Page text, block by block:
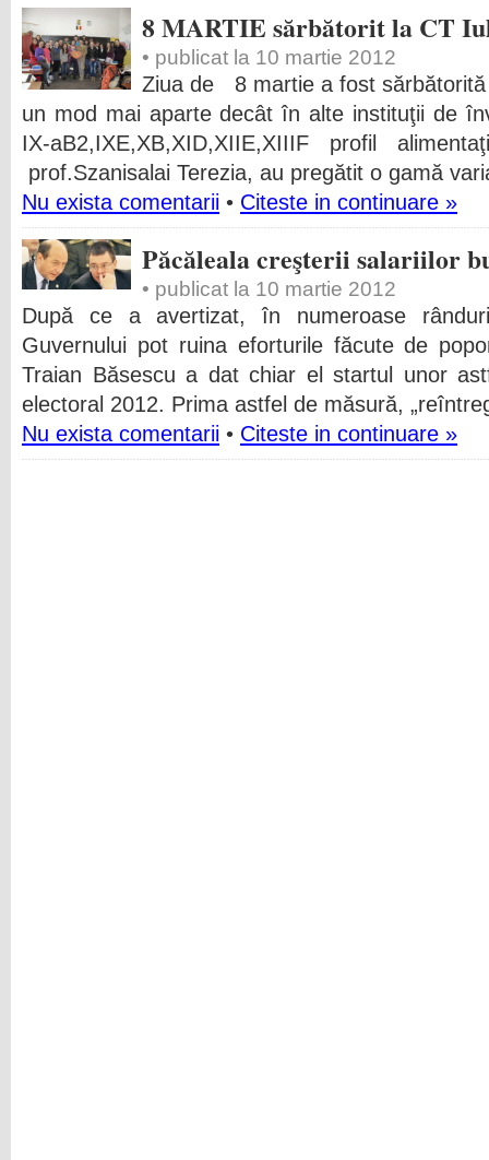
8 MARTIE sărbătorit la CT
• publicat la 10 martie 2012
Ziua de 8 martie a fost
un mod mai aparte decât în alte instituţii de
IX-aB2,IXE,XB,XID,XIIE,XIIIF profil
prof.Szanisalai Terezia, au pregătit o gamă
Nu exista comentarii • Citeste in continuare »
Păcăleala creşterii salariilor
• publicat la 10 martie 2012
După ce a avertizat, în numeroase
Guvernului pot ruina eforturile făcute de
Traian Băsescu a dat chiar el startul unor
electoral 2012. Prima astfel de măsură,
Nu exista comentarii • Citeste in continuare »